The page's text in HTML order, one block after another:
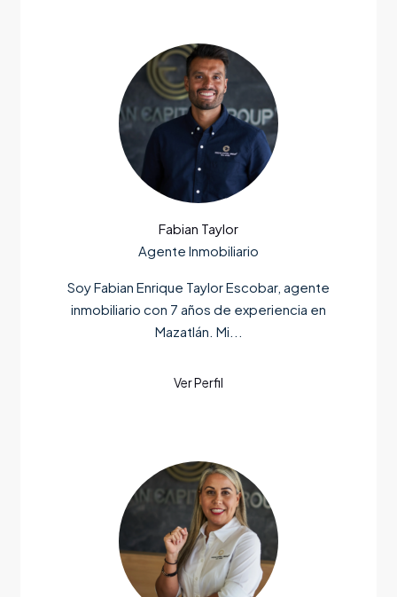
Fabian Taylor
Agente Inmobiliario
Soy Fabian Enrique Taylor Escobar, agente
inmobiliario con 7 años de experiencia en
Mazatlán. Mi...